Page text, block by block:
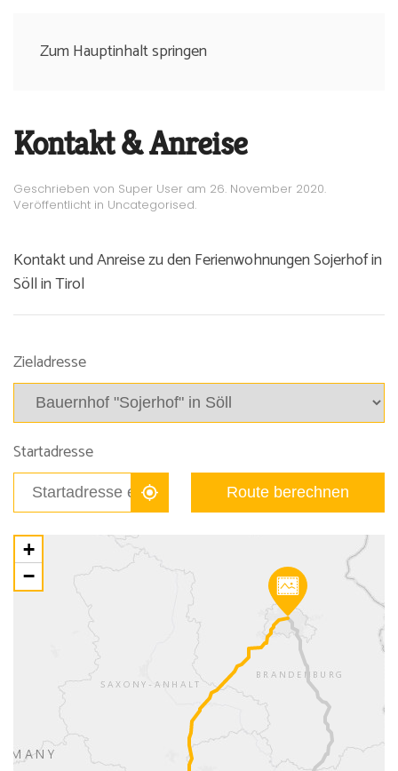
Zum Hauptinhalt springen
Kontakt & Anreise
Geschrieben von Super User am 26. November 2020.
Veröffentlicht in Uncategorised.
Kontakt und Anreise zu den Ferienwohnungen Sojerhof in
Söll in Tirol
Zieladresse
Startadresse
Route berechnen
+
−